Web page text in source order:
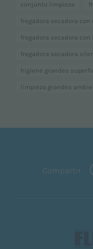
conjunto limpieza
fregadora secadora con
fregadora secadora con
fregadora secadora
higiene grandes
limpieza grandes
Compartir